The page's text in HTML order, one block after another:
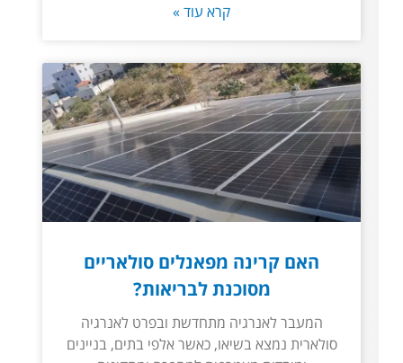
קרא עוד »
האם קרינה מפאנלים סולאריים
מסוכנת לבריאות?
המעבר לאנרגיה מתחדשת ובפרט לאנרגיה
סולארית נמצא בשיאו, כאשר אלפי בתים, בניינים